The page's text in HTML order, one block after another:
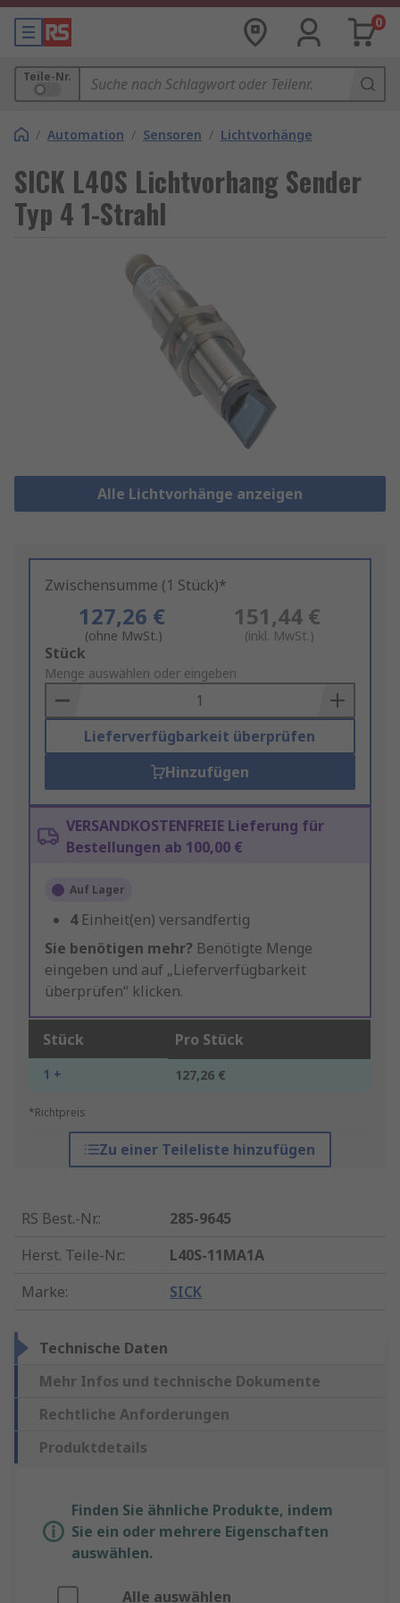
0
Teile-Nr.
/ Automation / Sensoren / Lichtvorhänge
SICK L40S Lichtvorhang Sender
Typ 4 1-Strahl
Alle Lichtvorhänge anzeigen
Zwischensumme (1 Stück)*
127,26 €
(ohne MwSt.)
151,44 €
(inkl. MwSt.)
Add
to
Basket
Stück
Menge auswählen oder eingeben
Lieferverfügbarkeit überprüfen
Hinzufügen
VERSANDKOSTENFREIE Lieferung für
Bestellungen ab 100,00 €
Auf Lager
4 Einheit(en) versandfertig
Sie benötigen mehr? Benötigte Menge
eingeben und auf „Lieferverfügbarkeit
überprüfen“ klicken.
Stück Pro Stück
1 + 127,26 €
*Richtpreis
Zu einer Teileliste hinzufügen
RS Best.-Nr.:
285-9645
Herst. Teile-Nr.:
L40S-11MA1A
Marke: SICK
Technische Daten
Mehr Infos und technische Dokumente
Rechtliche Anforderungen
Produktdetails
Finden Sie ähnliche Produkte, indem
Sie ein oder mehrere Eigenschaften
auswählen.
Alle auswählen